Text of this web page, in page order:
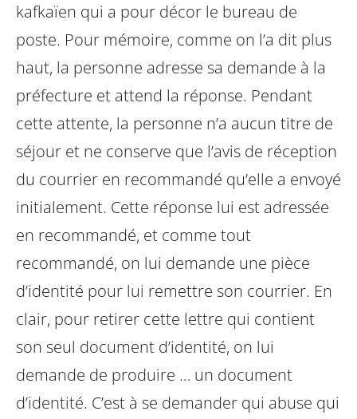
kafkaïen qui a pour décor le bureau de
poste. Pour mémoire, comme on l’a dit plus
haut, la personne adresse sa demande à la
préfecture et attend la réponse. Pendant
cette attente, la personne n’a aucun titre de
séjour et ne conserve que l’avis de réception
du courrier en recommandé qu’elle a envoyé
initialement. Cette réponse lui est adressée
en recommandé, et comme tout
recommandé, on lui demande une pièce
d’identité pour lui remettre son courrier. En
clair, pour retirer cette lettre qui contient
son seul document d’identité, on lui
demande de produire … un document
d’identité. C’est à se demander qui abuse qui